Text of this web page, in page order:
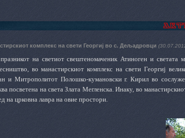
комплекс на свети Георгиј во с. Дељадровци
на светиот свештеномаченик Атиноген и светата
во манастирскиот комплекс на свети Георгиј
и Митрополитот Полошко-кумановски г. Кирил во
посветена на света Злата Мегленска. Инаку, во
на црковна лавра на овие простори.